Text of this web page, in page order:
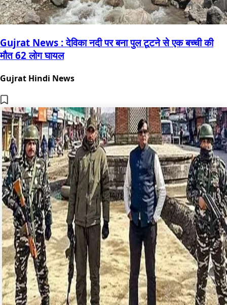
Gujrat News : देविका नदी पर बना पुल टूटने से एक बच्ची की
मौत 62 लोग घायल
Gujrat Hindi News